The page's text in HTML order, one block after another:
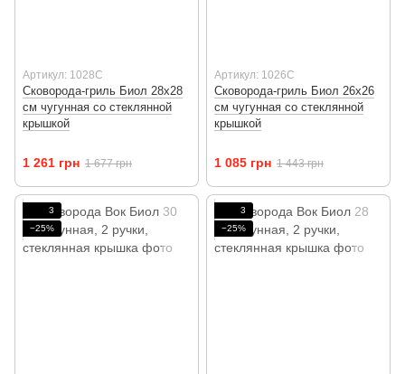
Артикул: 1028C
Сковорода-гриль Биол 28х28
см чугунная со стеклянной
крышкой
1 261 грн 1 677 грн
Артикул: 1026C
Сковорода-гриль Биол 26х26
см чугунная со стеклянной
крышкой
1 085 грн 1 443 грн
3
−25%
3
−25%